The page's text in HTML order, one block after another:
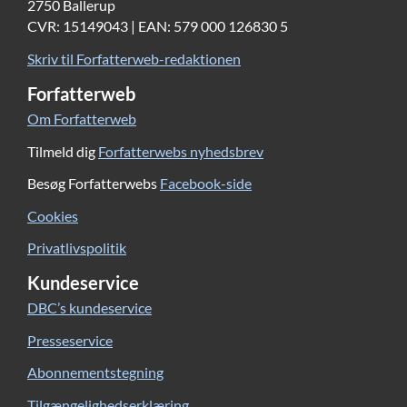
2750 Ballerup
CVR: 15149043 | EAN: 579 000 126830 5
Skriv til Forfatterweb-redaktionen
Forfatterweb
Om Forfatterweb
Tilmeld dig Forfatterwebs nyhedsbrev
Besøg Forfatterwebs Facebook-side
Cookies
Privatlivspolitik
Kundeservice
DBC’s kundeservice
Presseservice
Abonnementstegning